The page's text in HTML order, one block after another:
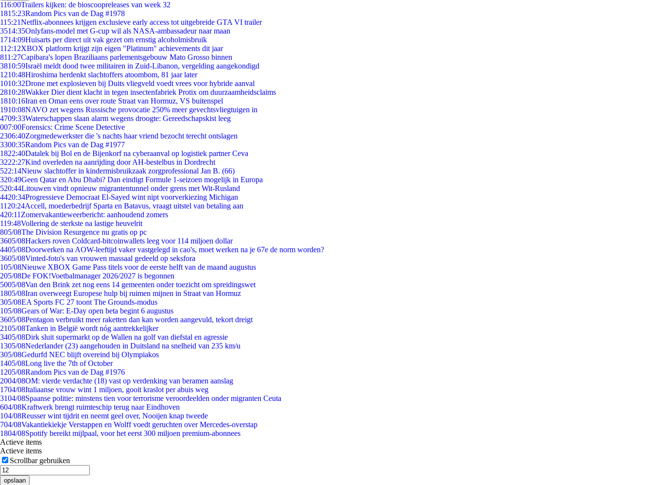
116:00Trailers kijken: de bioscoopreleases van week 32
1815:23Random Pics van de Dag #1978
115:21Netflix-abonnees krijgen exclusieve early access tot uitgebreide GTA VI trailer
3514:35Onlyfans-model met G-cup wil als NASA-ambassadeur naar maan
1714:09Huisarts per direct uit vak gezet om ernstig alcoholmisbruik
112:12XBOX platform krijgt zijn eigen "Platinum" achievements dit jaar
811:27Capibara's lopen Braziliaans parlementsgebouw Mato Grosso binnen
3810:59Israël meldt dood twee militairen in Zuid-Libanon, vergelding aangekondigd
1210:48Hiroshima herdenkt slachtoffers atoombom, 81 jaar later
1010:32Drone met explosieven bij Duits vliegveld voedt vrees voor hybride aanval
2810:28Wakker Dier dient klacht in tegen insectenfabriek Protix om duurzaamheidsclaims
1810:16Iran en Oman eens over route Straat van Hormuz, VS buitenspel
1910:08NAVO zet wegens Russische provocatie 250% meer gevechtsvliegtuigen in
4709:33Waterschappen slaan alarm wegens droogte: Gereedschapskist leeg
007:00Forensics: Crime Scene Detective
2306:40Zorgmedewerkster die 's nachts haar vriend bezocht terecht ontslagen
3300:35Random Pics van de Dag #1977
1822:40Datalek bij Bol en de Bijenkorf na cyberaanval op logistiek partner Ceva
3222:27Kind overleden na aanrijding door AH-bestelbus in Dordrecht
522:14Nieuw slachtoffer in kindermisbruikzaak zorgprofessional Jan B. (66)
320:49Geen Qatar en Abu Dhabi? Dan eindigt Formule 1-seizoen mogelijk in Europa
520:44Litouwen vindt opnieuw migrantentunnel onder grens met Wit-Rusland
4420:34Progressieve Democraat El-Sayed wint nipt voorverkiezing Michigan
11 20:24Accell, moederbedrijf Sparta en Batavus, vraagt uitstel van betaling aan
420:11 Zomervakantieweerbericht: aanhoudend zomers
119:48Vollering de sterkste na lastige heuvelrit
805/08The Division Resurgence nu gratis op pc
3605/08Hackers roven Coldcard-bitcoinwallets leeg voor 114 miljoen dollar
4405/08Doorwerken na AOW-leeftijd vaker vastgelegd in cao's, moet werken na je 67e de norm worden?
3605/08Vinted-foto's van vrouwen massaal gedeeld op seksfora
105/08Nieuwe XBOX Game Pass titels voor de eerste helft van de maand augustus
205/08De FOK!Voetbalmanager 2026/2027 is begonnen
5005/08Van den Brink zet nog eens 14 gemeenten onder toezicht om spreidingswet
1805/08Iran overweegt Europese hulp bij ruimen mijnen in Straat van Hormuz
305/08EA Sports FC 27 toont The Grounds-modus
105/08Gears of War: E-Day open beta begint 6 augustus
3605/08Pentagon verbruikt meer raketten dan kan worden aangevuld, tekort dreigt
2105/08Tanken in België wordt nóg aantrekkelijker
3405/08Dirk sluit supermarkt op de Wallen na golf van diefstal en agressie
1305/08Nederlander (23) aangehouden in Duitsland na snelheid van 235 km/u
305/08Gedurfd NEC blijft overeind bij Olympiakos
1405/08Long live the 7th of October
1205/08Random Pics van de Dag #1976
2004/08OM: vierde verdachte (18) vast op verdenking van beramen aanslag
1704/08Italiaanse vrouw wint 1 miljoen, gooit kraslot per abuis weg
3104/08Spaanse politie: minstens tien voor terrorisme veroordeelden onder migranten Ceuta
604/08Kraftwerk brengt ruimteschip terug naar Eindhoven
104/08Reusser wint tijdrit en neemt geel over, Nooijen knap tweede
704/08Vakantiekiekje Verstappen en Wolff voedt geruchten over Mercedes-overstap
1804/08Spotify bereikt mijlpaal, voor het eerst 300 miljoen premium-abonnees
Actieve items
Actieve items
Scrollbar gebruiken
opslaan